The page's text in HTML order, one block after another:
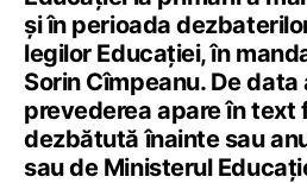
și în perioada
legilor Educației, în
Sorin Cîmpeanu. De data
prevederea apare în text
dezbătută înainte sau
sau de Ministerul